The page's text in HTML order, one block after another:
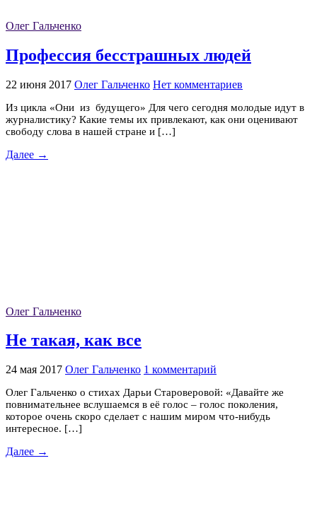
Олег Гальченко
Профессия бесстрашных людей
22 июня 2017 Олег Гальченко Нет комментариев
Из цикла «Они из будущего» Для чего сегодня молодые идут в
журналистику? Какие темы их привлекают, как они оценивают
свободу слова в нашей стране и […]
Далее →
Олег Гальченко
Не такая, как все
24 мая 2017 Олег Гальченко 1 комментарий
Олег Гальченко о стихах Дарьи Староверовой: «Давайте же
повнимательнее вслушаемся в её голос – голос поколения,
которое очень скоро сделает с нашим миром что-нибудь
интересное. […]
Далее →